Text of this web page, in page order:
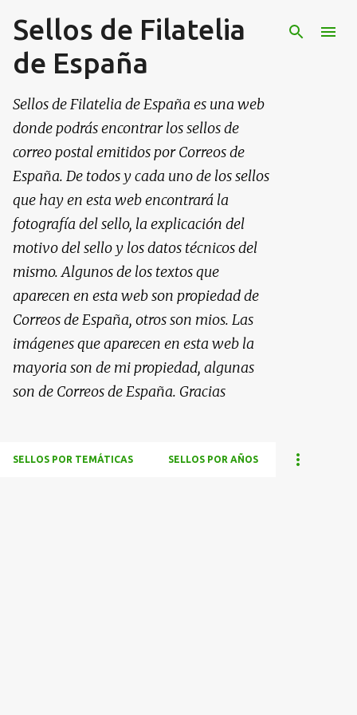
Ir al contenido principal
Sellos de Filatelia
de España
Sellos de Filatelia de España es una web
donde podrás encontrar los sellos de
correo postal emitidos por Correos de
España. De todos y cada uno de los sellos
que hay en esta web encontrará la
fotografía del sello, la explicación del
motivo del sello y los datos técnicos del
mismo. Algunos de los textos que
aparecen en esta web son propiedad de
Correos de España, otros son mios. Las
imágenes que aparecen en esta web la
mayoria son de mi propiedad, algunas
son de Correos de España. Gracias
SELLOS POR TEMÁTICAS SELLOS POR AÑOS